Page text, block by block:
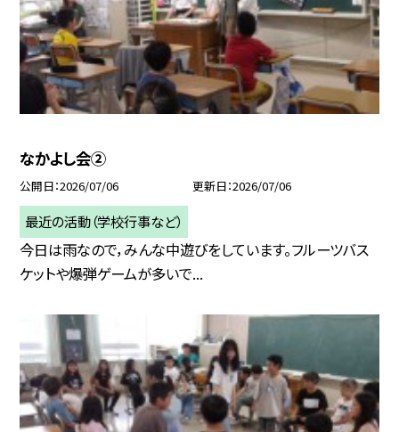
なかよし会②
公開日 2026/07/06 更新日 2026/07/06
最近の活動（学校行事など）
今日は雨なので，みんな中遊びをしています。フルーツバス
ケットや爆弾ゲームが多いで...